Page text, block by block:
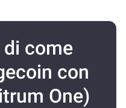
come
con
One)